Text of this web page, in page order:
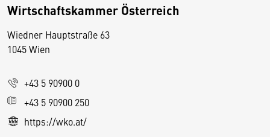
Wirtschaftskammer Österreich
Wiedner Hauptstraße 63
1045 Wien
+43 5 90900 0
+43 5 90900 250
https://wko.at/
D
s
e
S